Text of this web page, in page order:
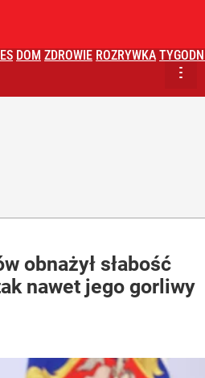
DOM ZDROWIE ROZRYWKA
obnażył słabość
nawet jego gorliwy